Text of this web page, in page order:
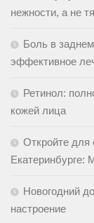
нежности, а не
Боль в
эффективное
Ретинол:
кожей лица
Откройте для
Екатеринбурге:
Новогодний
настроение